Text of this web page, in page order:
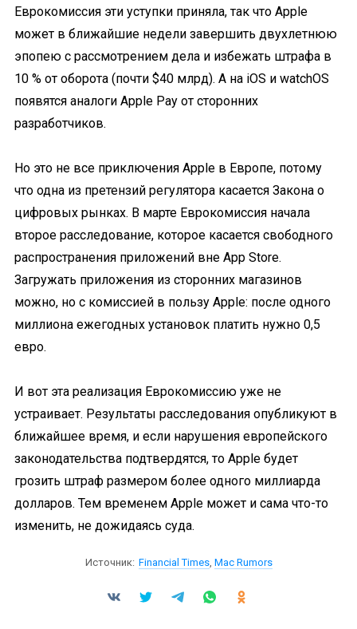
Еврокомиссия эти уступки приняла, так что Apple
может в ближайшие недели завершить двухлетнюю
эпопею с рассмотрением дела и избежать штрафа в
10 % от оборота (почти $40 млрд). А на iOS и watchOS
появятся аналоги Apple Pay от сторонних
разработчиков.
Но это не все приключения Apple в Европе, потому
что одна из претензий регулятора касается Закона о
цифровых рынках. В марте Еврокомиссия начала
второе расследование, которое касается свободного
распространения приложений вне App Store.
Загружать приложения из сторонних магазинов
можно, но с комиссией в пользу Apple: после одного
миллиона ежегодных установок платить нужно 0,5
евро.
И вот эта реализация Еврокомиссию уже не
устраивает. Результаты расследования опубликуют в
ближайшее время, и если нарушения европейского
законодательства подтвердятся, то Apple будет
грозить штраф размером более одного миллиарда
долларов. Тем временем Apple может и сама что-то
изменить, не дожидаясь суда.
Источник: Financial Times, Mac Rumors